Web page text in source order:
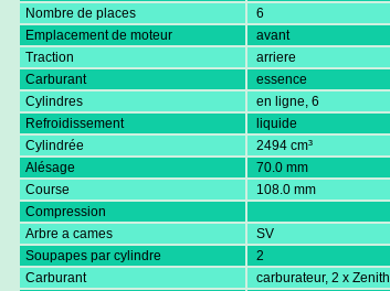
Nombre de places
6
Emplacement de moteur
avant
Traction
arriere
Carburant
essence
Cylindres
en ligne, 6
Refroidissement
liquide
Cylindrée
2494 cm³
Alésage
70.0 mm
Course
108.0 mm
Compression
Arbre a cames
SV
Soupapes par cylindre
2
Carburant
carburateur, 2 x Zenith